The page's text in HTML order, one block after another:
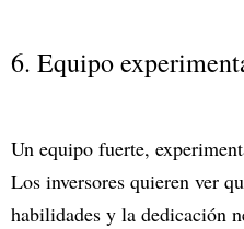
6. Equipo
Un equipo fuerte,
Los inversores quieren ver
habilidades y la dedicación